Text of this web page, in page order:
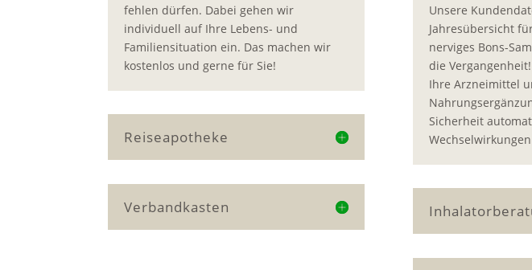
fehlen dürfen. Dabei gehen wir
individuell auf Ihre Lebens- und
Familiensituation ein. Das machen wir
kostenlos und gerne für Sie!
Reiseapotheke
Verbandkasten
Unsere
Jahresübersicht
nerviges Bons-
die
Ihre Arzneimittel
Sicherheit